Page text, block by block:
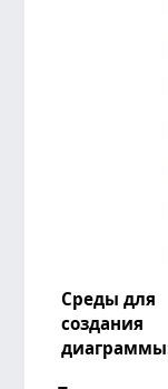
Среды для
создания